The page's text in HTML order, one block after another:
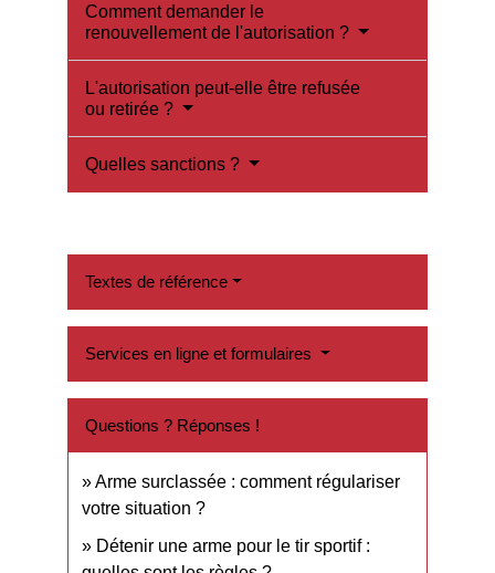
Comment demander le
renouvellement de l'autorisation ?
L'autorisation peut-elle être refusée
ou retirée ?
Quelles sanctions ?
Textes de référence
Services en ligne et formulaires
Questions ? Réponses !
Arme surclassée : comment régulariser
votre situation ?
Détenir une arme pour le tir sportif :